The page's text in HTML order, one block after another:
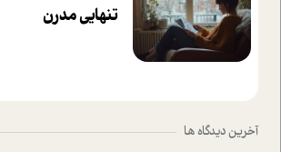
تنهایی مدرن
آخرین دیدگاه ها